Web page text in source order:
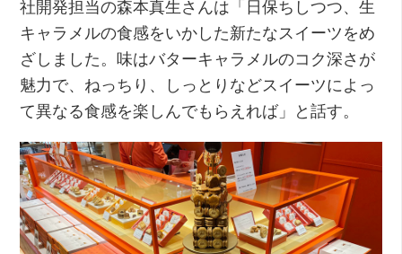
社開発担当の森本真生さんは「日保ちしつつ、生
キャラメルの食感をいかした新たなスイーツをめ
ざしました。味はバターキャラメルのコク深さが
魅力で、ねっちり、しっとりなどスイーツによっ
て異なる食感を楽しんでもらえれば」と話す。